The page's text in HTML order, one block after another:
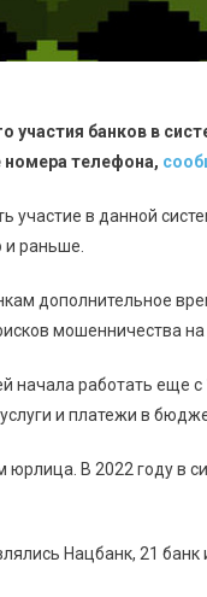
участия банков в
номера телефона,
участие в данной
и раньше.
дополнительное
мошенничества
начала работать еще
и платежи в
В 2022 году в
Нацбанк, 21